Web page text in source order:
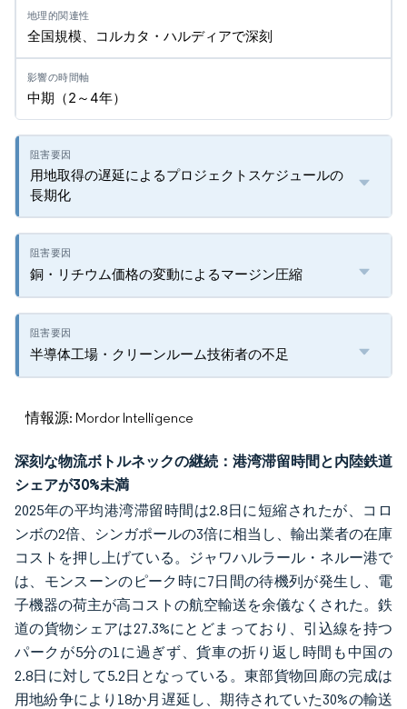
全国規模、コルカタ・ハルディアで深刻
中期（2～4年）
用地取得の遅延によるプロジェクトスケジュールの
長期化
銅・リチウム価格の変動によるマージン圧縮
半導体工場・クリーンルーム技術者の不足
情報源: Mordor Intelligence
深刻な物流ボトルネックの継続：港湾滞留時間と内陸鉄道
シェアが30%未満
2025年の平均港湾滞留時間は2.8日に短縮されたが、コロ
ンボの2倍、シンガポールの3倍に相当し、輸出業者の在庫
コストを押し上げている。ジャワハルラール・ネルー港で
は、モンスーンのピーク時に7日間の待機列が発生し、電
子機器の荷主が高コストの航空輸送を余儀なくされた。鉄
道の貨物シェアは27.3%にとどまっており、引込線を持つ
パークが5分の1に過ぎず、貨車の折り返し時間も中国の
2.8日に対して5.2日となっている。東部貨物回廊の完成は
用地紛争により18か月遅延し、期待されていた30%の輸送